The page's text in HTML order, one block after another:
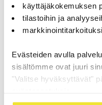
käyttäjäkokemuksen
tilastoihin ja
Evästeiden avulla
sisältömme ovat juuri
"Valitse hyväksyttävät"